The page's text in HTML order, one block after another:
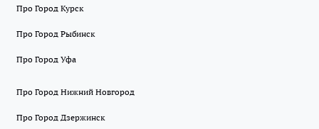
Про Город Курск
Про Город Рыбинск
Про Город Уфа
Про Город Нижний Новгород
Про Город Дзержинск